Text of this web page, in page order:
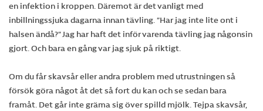
en infektion i kroppen. Däremot är det vanligt med
inbillningssjuka dagarna innan tävling. ”Har jag inte lite ont i
halsen ändå?” Jag har haft det inför varenda tävling jag någonsin
gjort. Och bara en gång var jag sjuk på riktigt.
Om du får skavsår eller andra problem med utrustningen så
försök göra något åt det så fort du kan och se sedan bara
framåt. Det går inte gräma sig över spilld mjölk. Tejpa skavsår,